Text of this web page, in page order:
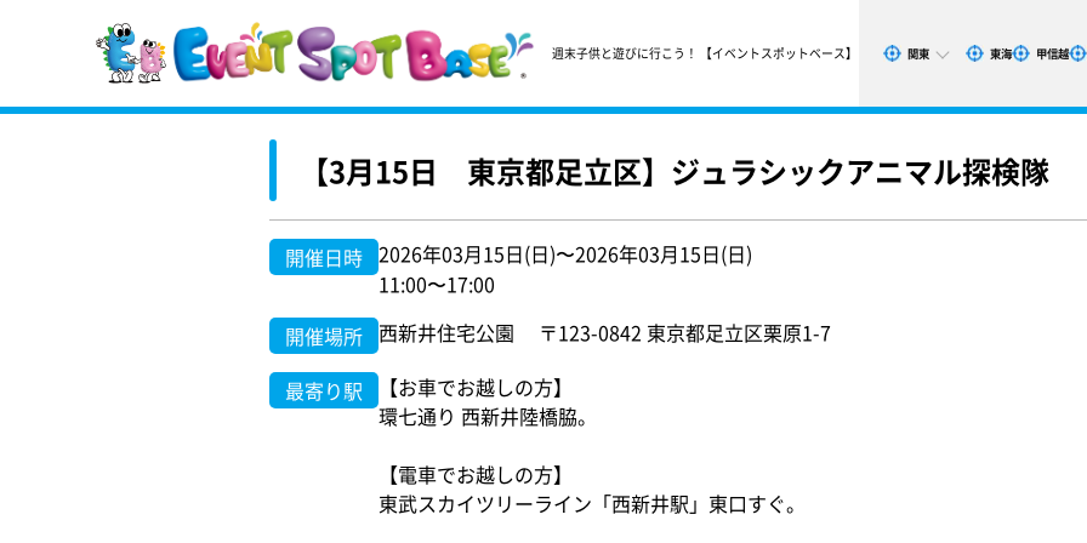
週末子供と遊びに行こう！ 【イベントスポットベース】 関東 東海 甲信越
【3月15日 東京都足立区】ジュラシックアニマル探検隊
開催日時 2026年03月15日(日)〜2026年03月15日(日)
11:00〜17:00
開催場所 西新井住宅公園 〒123-0842 東京都足立区栗原1-7
最寄り駅
【お車でお越しの方】
環七通り 西新井陸橋脇。
【電車でお越しの方】
東武スカイツリーライン「西新井駅」東口すぐ。